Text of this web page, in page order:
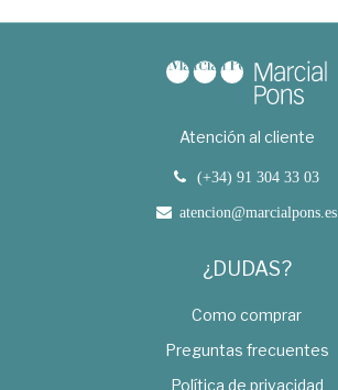
Atención al cliente
(+34) 91 304 33 03
atencion@marcialpons.es
¿DUDAS?
Como comprar
Preguntas frecuentes
Política de privacidad